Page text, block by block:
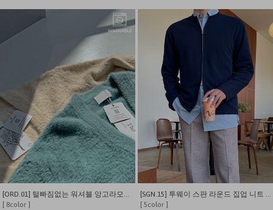
[ORD.01] 털빠짐없는 워셔블 앙고라모헤어 비스코스 니트 가디건
[ 8color ]
[SGN.15] 투웨이 스판 라운드 집업 니트 가디건
[ 5color ]